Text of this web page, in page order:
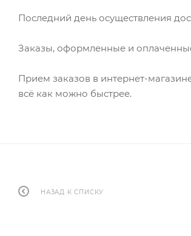
Последний день осуществления
Заказы, оформленные и оплаченные
Прием заказов в интернет-
всё как можно быстрее.
НАЗАД К СПИСКУ